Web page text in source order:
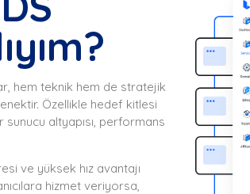
hem teknik hem de stratejik
Özellikle hedef kitlesi
altyapısı, performans
ve yüksek hız avantajı
hizmet veriyorsa,